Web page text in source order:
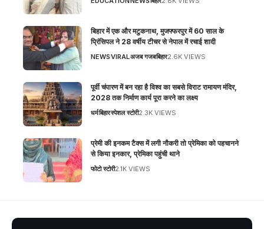
बिहार में एक और मटुकनाथ, मुजफ्फरपुर में 60 साल के
प्रिंसिपल ने 28 वर्षीय टीचर से नेपाल में रचाई शादी
NEWSVIRALअजब गजबबिहार2.6K VIEWS
पूर्वी चंपारण में बन रहा है विश्व का सबसे विराट रामायण मंदिर,
2028 तक निर्माण कार्य पूरा करने का लक्ष्य
धर्मबिहारस्पेशल स्टोरी2.3K VIEWS
प्रेमी की इनकम टैक्स में लगी नौकरी तो प्रेमिका को पहचानने
से किया इनकार, प्रेमिका पहुंची थाने
फोटो स्टोरी2.1K VIEWS